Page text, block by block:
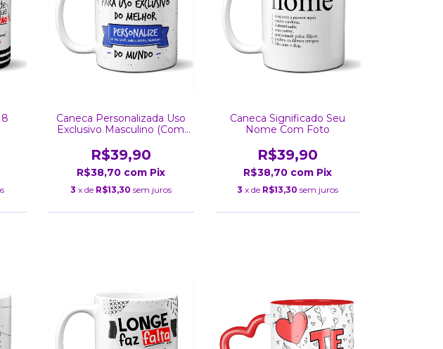
Caneca Personalizada Uso
Exclusivo Masculino (Com
R$39,90
R$38,70 com Pix
3 x de R$13,30 sem juros
Caneca Significado Seu
Nome Com Foto
R$39,90
R$38,70 com Pix
3 x de R$13,30 sem juros